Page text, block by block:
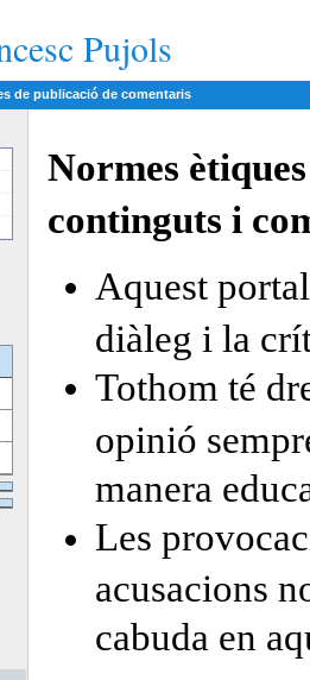
Pujols
de publicació de comentaris
Normes
continguts i
Aquest
diàleg i la
Tothom té
opinió
manera
Les
acusacions
cabuda en